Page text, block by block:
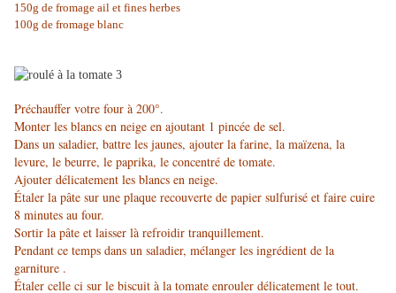
150g de fromage ail et fines herbes
100g de fromage blanc
Préchauffer votre four à 200°.
Monter les blancs en neige en ajoutant 1 pincée de sel.
Dans un saladier, battre les jaunes, ajouter la farine, la maïzena, la
levure, le beurre, le paprika, le concentré de tomate.
Ajouter délicatement les blancs en neige.
Étaler la pâte sur une plaque recouverte de papier sulfurisé et faire cuire
8 minutes au four.
Sortir la pâte et laisser là refroidir tranquillement.
Pendant ce temps dans un saladier, mélanger les ingrédient de la
garniture .
Étaler celle ci sur le biscuit à la tomate enrouler délicatement le tout.